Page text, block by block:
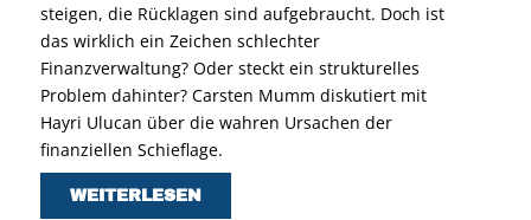
steigen, die Rücklagen sind aufgebraucht. Doch ist
das wirklich ein Zeichen schlechter
Finanzverwaltung? Oder steckt ein strukturelles
Problem dahinter? Carsten Mumm diskutiert mit
Hayri Ulucan über die wahren Ursachen der
finanziellen Schieflage.
WEITERLESEN